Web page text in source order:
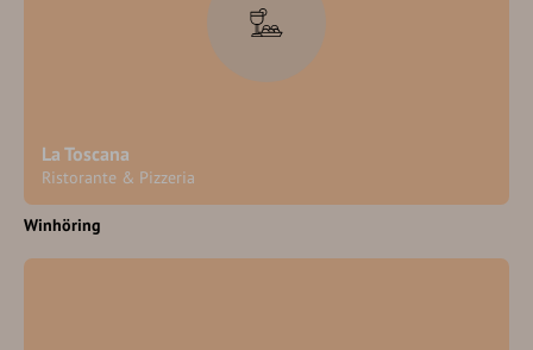
La Toscana
Ristorante & Pizzeria
Winhöring